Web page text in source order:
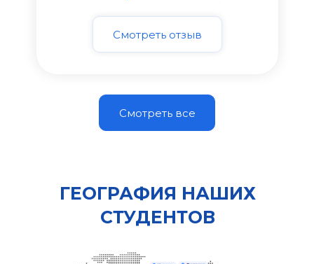
Смотреть все
Смотреть отзыв
ГЕОГРАФИЯ НАШИХ
СТУДЕНТОВ